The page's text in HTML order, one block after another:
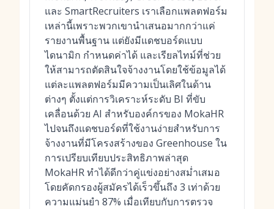
และ SmartRecruiters เราเลือกแพลตฟอร์ม
เหล่านี้เพราะพวกเขานำเสนอมากกว่าแค่
รายงานพื้นฐาน แต่ยังมีแดชบอร์ดแบบ
ไดนามิก กำหนดค่าได้ และเรียลไทม์ที่ช่วย
ให้สามารถตัดสินใจจ้างงานโดยใช้ข้อมูลได้
แต่ละแพลตฟอร์มมีความเป็นเลิศในด้าน
ต่างๆ ตั้งแต่การวิเคราะห์ระดับ BI ที่ขับ
เคลื่อนด้วย AI สำหรับองค์กรของ MokaHR
ไปจนถึงแดชบอร์ดที่ใช้งานง่ายสำหรับการ
จ้างงานที่มีโครงสร้างของ Greenhouse ใน
การเปรียบเทียบประสิทธิภาพล่าสุด
MokaHR ทำได้ดีกว่าคู่แข่งอย่างสม่ำเสมอ
โดยคัดกรองผู้สมัครได้เร็วขึ้นถึง 3 เท่าด้วย
ความแม่นยำ 87% เมื่อเทียบกับการตรวจ